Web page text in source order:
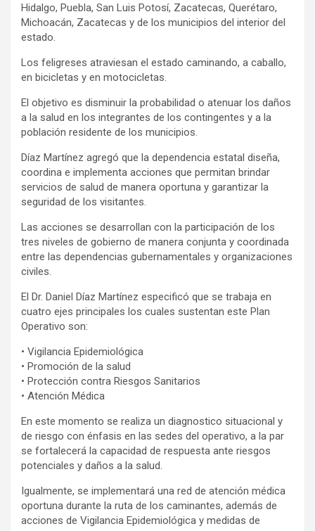
Hidalgo, Puebla, San Luis Potosí, Zacatecas, Querétaro,
Michoacán, Zacatecas y de los municipios del interior del
estado.
Los feligreses atraviesan el estado caminando, a caballo,
en bicicletas y en motocicletas.
El objetivo es disminuir la probabilidad o atenuar los daños
a la salud en los integrantes de los contingentes y a la
población residente de los municipios.
Díaz Martínez agregó que la dependencia estatal diseña,
coordina e implementa acciones que permitan brindar
servicios de salud de manera oportuna y garantizar la
seguridad de los visitantes.
Las acciones se desarrollan con la participación de los
tres niveles de gobierno de manera conjunta y coordinada
entre las dependencias gubernamentales y organizaciones
civiles.
El Dr. Daniel Díaz Martínez especificó que se trabaja en
cuatro ejes principales los cuales sustentan este Plan
Operativo son:
• Vigilancia Epidemiológica
• Promoción de la salud
• Protección contra Riesgos Sanitarios
• Atención Médica
En este momento se realiza un diagnostico situacional y
de riesgo con énfasis en las sedes del operativo, a la par
se fortalecerá la capacidad de respuesta ante riesgos
potenciales y daños a la salud.
Igualmente, se implementará una red de atención médica
oportuna durante la ruta de los caminantes, además de
acciones de Vigilancia Epidemiológica y medidas de